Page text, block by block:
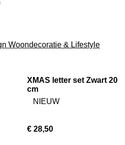
Woondecoratie & Lifestyle
XMAS letter set Zwart 20
cm
NIEUW
€ 28,50